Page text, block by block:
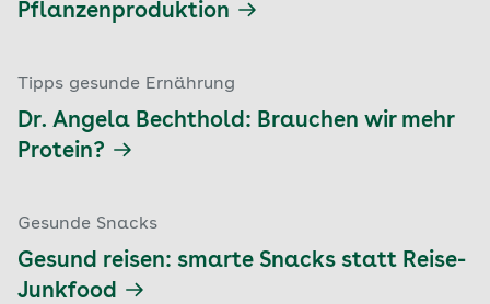
Pflanzenproduktion
Tipps gesunde Ernährung
Dr. Angela Bechthold: Brauchen wir mehr
Protein?
Gesunde Snacks
Gesund reisen: smarte Snacks statt Reise-
Junkfood